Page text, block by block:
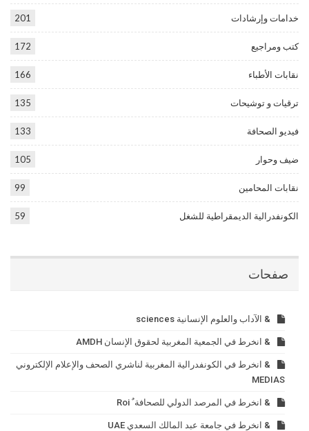
خدامات وإرشادات 201
كتب ومراجيع 172
نقابات الأطباء 166
ترقيات و توشيحات 135
فيديو الصحافة 133
ضيف وحوار 105
نقابات المحامين 99
الكونفدرالية الديمقراطية للشغل 59
صفحات
& الآداب والعلوم الإنسانية sciences
& انخرط في الجمعية المغربية لحقوق الإنسان AMDH
& انخرط في الكونفدرالية المغربية لناشري الصحف والإعلام الإلكتروني
MEDIAS
& انخرط في المرصد الدولي للصحافة ٌ Roi
& انخرط في جامعة عبد المالك السعدي UAE